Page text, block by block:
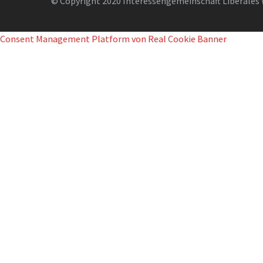
Consent Management Platform von Real Cookie Banner